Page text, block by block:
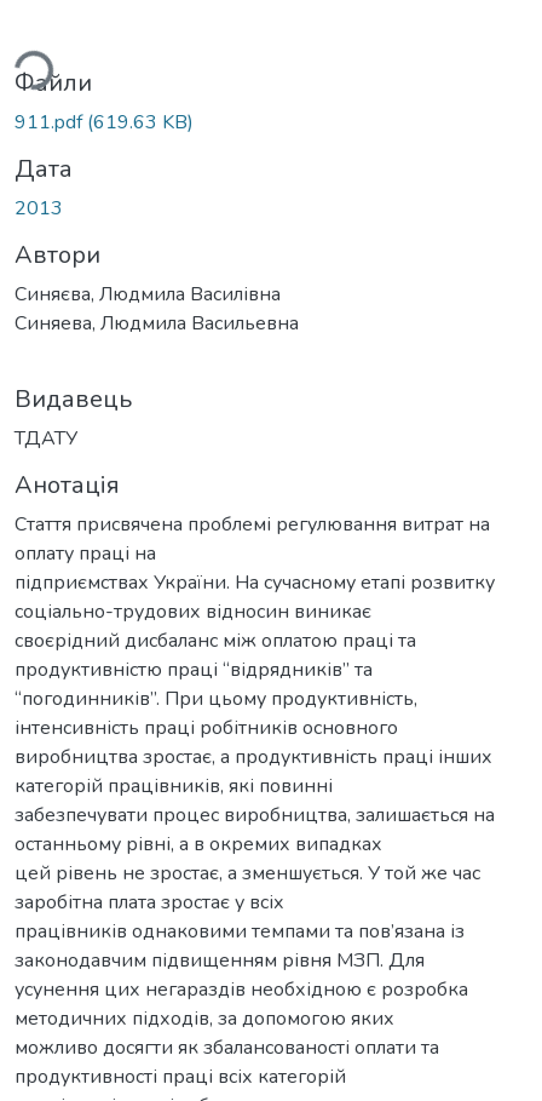
Файли
911.pdf(619.63 KB)
Дата
2013
Автори
Синяєва, Людмила Василівна
Синяева, Людмила Васильевна
Видавець
ТДАТУ
Анотація
Стаття присвячена проблемі регулювання витрат на
оплату праці на
підприємствах України. На сучасному етапі розвитку
соціально-трудових відносин виникає
своєрідний дисбаланс між оплатою праці та
продуктивністю праці “відрядників” та
“погодинників”. При цьому продуктивність,
інтенсивність праці робітників основного
виробництва зростає, а продуктивність праці інших
категорій працівників, які повинні
забезпечувати процес виробництва, залишається на
останньому рівні, а в окремих випадках
цей рівень не зростає, а зменшується. У той же час
заробітна плата зростає у всіх
працівників однаковими темпами та пов’язана із
законодавчим підвищенням рівня МЗП. Для
усунення цих негараздів необхідною є розробка
методичних підходів, за допомогою яких
можливо досягти як збалансованості оплати та
продуктивності праці всіх категорій